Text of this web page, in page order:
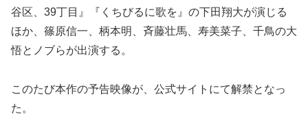
谷区、39丁目』『くちびるに歌を』の下田翔大が演じる
ほか、篠原信一、柄本明、斉藤壮馬、寿美菜子、千鳥の大
悟とノブらが出演する。
このたび本作の予告映像が、公式サイトにて解禁となっ
た。